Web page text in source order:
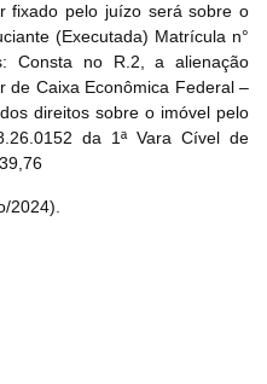
fixado pelo juízo será sobre o
(Executada) Matrícula n°
Consta no R.2, a alienação
de Caixa Econômica Federal –
direitos sobre o imóvel pelo
da 1ª Vara Cível de
2024).
TIAGOFELIPE R$ 1,00
TIAGOFELIPE R$ 1,00
TIAGOFELIPE R$ 1,00